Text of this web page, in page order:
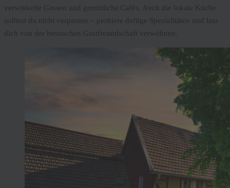
verwinkelte Gassen und gemütliche Cafés. Auch die lokale Küche
solltest du nicht verpassen – probiere deftige Spezialitäten und lass
dich von der hessischen Gastfreundschaft verwöhnen.